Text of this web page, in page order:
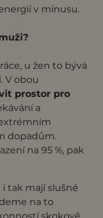
v mínusu.
u žen to bývá
V obou
prostor pro
a
dopadům.
na 95 %, pak
tak mají slušné
na to